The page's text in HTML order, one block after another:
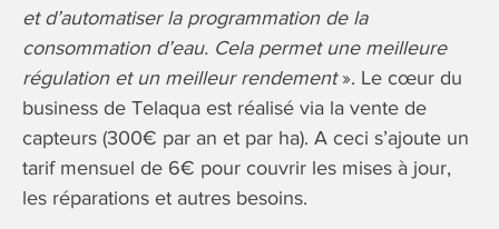
et d’automatiser la programmation de la
consommation d’eau. Cela permet une meilleure
régulation et un meilleur rendement». Le cœur du
business de Telaqua est réalisé via la vente de
capteurs (300€ par an et par ha). A ceci s’ajoute un
tarif mensuel de 6€ pour couvrir les mises à jour,
les réparations et autres besoins.